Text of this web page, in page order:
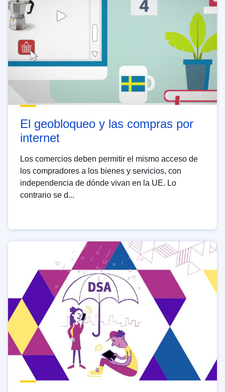
El geobloqueo y las compras por
internet
Los comercios deben permitir el mismo acceso de
los compradores a los bienes y servicios, con
independencia de dónde vivan en la UE. Lo
contrario se d...